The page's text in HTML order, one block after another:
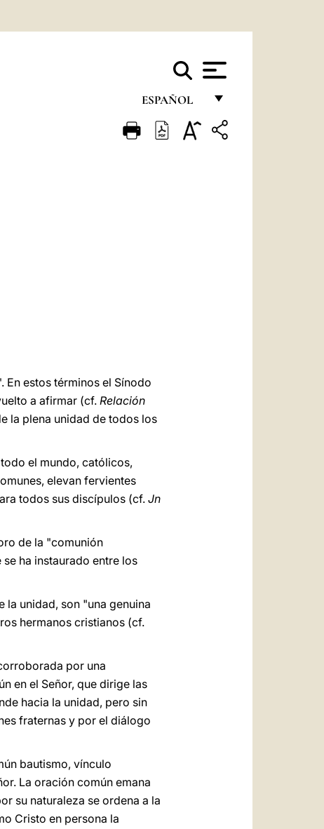
ESPAÑOL
FRANÇAIS
En estos términos el Sínodo
a afirmar (cf. Relación
la plena unidad de todos los
el mundo, católicos,
elevan fervientes
todos sus discípulos (cf. Jn
de la "comunión
ha instaurado entre los
la unidad, son "una genuina
hermanos cristianos (cf.
por una
en el Señor, que dirige las
hacia la unidad, pero sin
fraternas y por el diálogo
bautismo, vínculo
La oración común emana
su naturaleza se ordena a la
Cristo en persona la